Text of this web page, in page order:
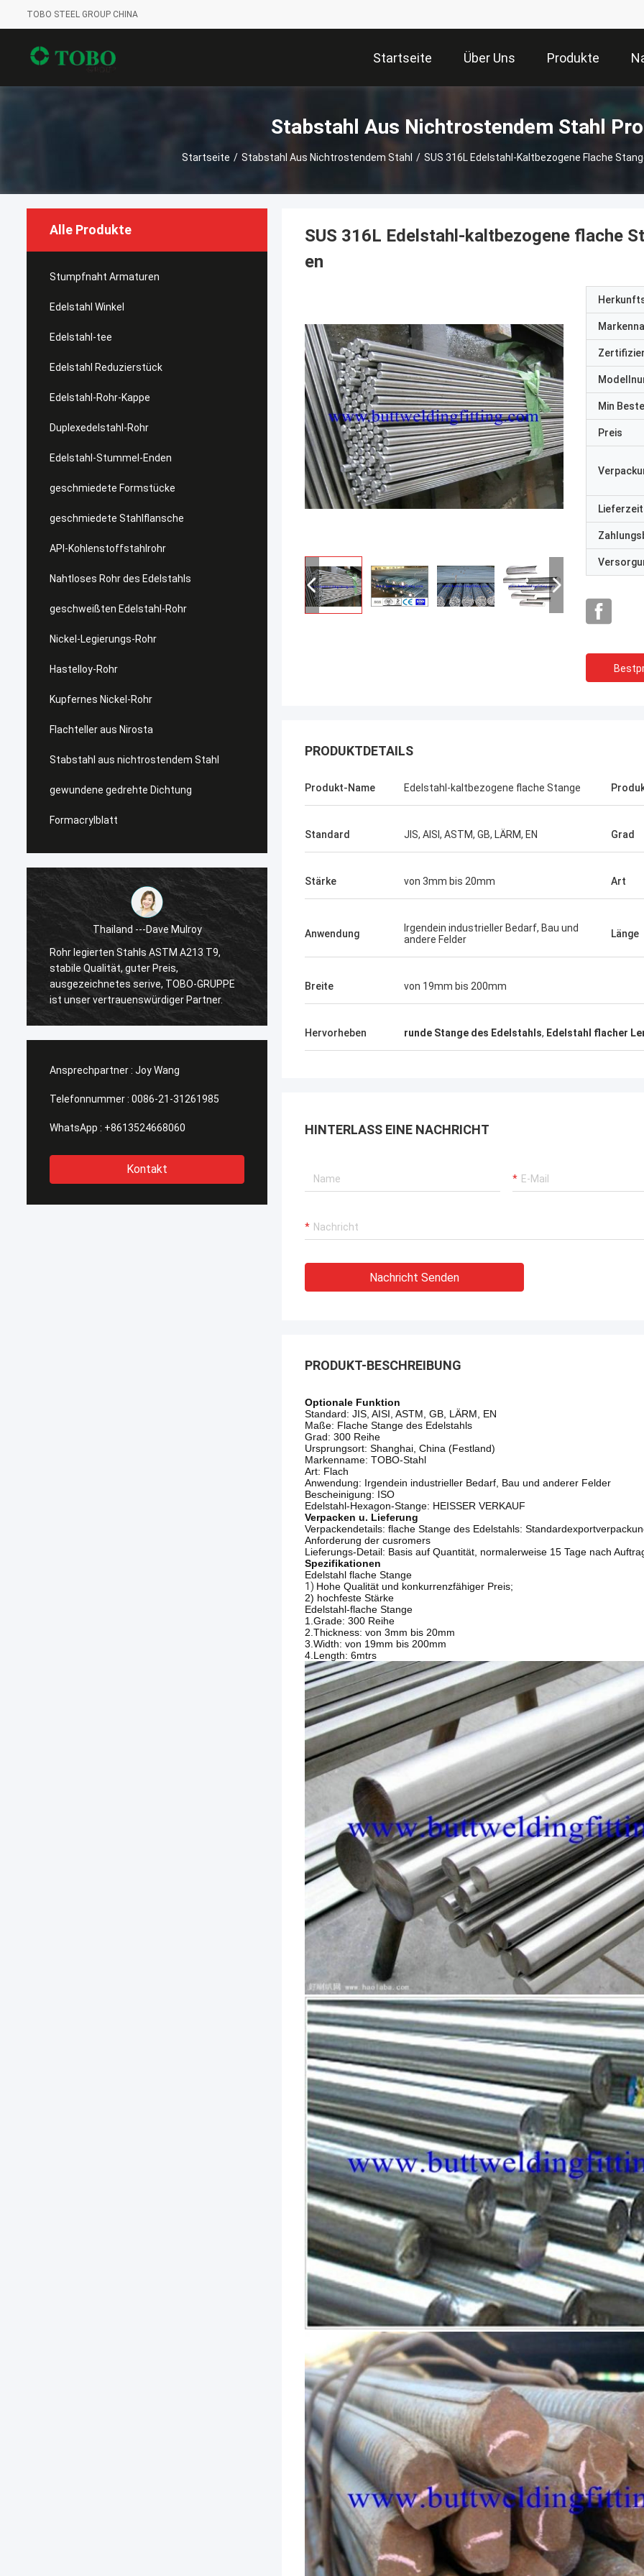
TOBO STEEL GROUP CHINA
Startseite Über Uns Produkte
Stabstahl Aus Nichtrostendem Stahl
Startseite / Stabstahl Aus Nichtrostendem Stahl / SUS 316L Edelstahl-Kaltbezogene Flache
Alle Produkte
Stumpfnaht Armaturen
Edelstahl Winkel
Edelstahl-tee
Edelstahl Reduzierstück
Edelstahl-Rohr-Kappe
Duplexedelstahl-Rohr
Edelstahl-Stummel-Enden
geschmiedete Formstücke
geschmiedete Stahlflansche
API-Kohlenstoffstahlrohr
Nahtloses Rohr des Edelstahls
geschweißten Edelstahl-Rohr
Nickel-Legierungs-Rohr
Hastelloy-Rohr
Kupfernes Nickel-Rohr
Flachteller aus Nirosta
Stabstahl aus nichtrostendem Stahl
gewundene gedrehte Dichtung
Formacrylblatt
---Dave Mulroy
Stahls ASTM A213 T9,
guter Preis,
serive, TOBO-GRUPPE
Partner.
USA ---Alfaro
Superduplexflansch ASTM A182 F55, gute
Qualität, mögen wir das! Und Lieferfrist in
der Zeit auch, sehr Berufs.
Brasilien---Aimee
Bewertung, es ist gut, fortfährt
Ansprechpartner : Joy Wang
Telefonnummer : 0086-21-31261985
WhatsApp : +8613524668060
Kontakt
SUS 316L Edelstahl-kaltbezogene flache
en
Min
Preis
Lieferzeit
PRODUKTDETAILS
Produkt-Name Edelstahl-kaltbezogene flache Stange
Standard JIS, AISI, ASTM, GB, LÄRM, EN Grad
Stärke von 3mm bis 20mm Art
Anwendung
Irgendein industrieller Bedarf, Bau und
andere Felder
Länge
Breite von 19mm bis 200mm
Hervorheben runde Stange des Edelstahls, Edelstahl flacher
HINTERLASS EINE NACHRICHT
Nachricht Senden
PRODUKT-BESCHREIBUNG
Optionale Funktion
Standard: JIS, AISI, ASTM, GB, LÄRM, EN
Maße: Flache Stange des Edelstahls
Grad: 300 Reihe
Ursprungsort: Shanghai, China (Festland)
Markenname: TOBO-Stahl
Art: Flach
Anwendung: Irgendein industrieller Bedarf, Bau und anderer Felder
Bescheinigung: ISO
Edelstahl-Hexagon-Stange: HEISSER VERKAUF
Verpacken u. Lieferung
Verpackendetails: flache Stange des Edelstahls:
Anforderung der cusromers
Lieferungs-Detail: Basis auf Quantität, normalerweise 15 Tage nach
Spezifikationen
Edelstahl flache Stange
1) Hohe Qualität und konkurrenzfähiger Preis;
2) hochfeste Stärke
Edelstahl-flache Stange
1.Grade: 300 Reihe
2.Thickness: von 3mm bis 20mm
3.Width: von 19mm bis 200mm
4.Length: 6mtrs